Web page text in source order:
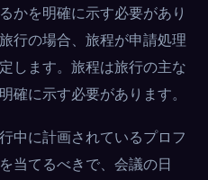
かを明確に示す必要があり
行の場合、旅程が申請処理
します。旅程は旅行の主な
確に示す必要があります。
中に計画されているプロフ
当てるべきで、会議の日